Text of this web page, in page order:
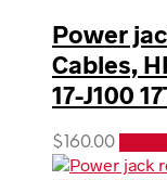
Power
Cables,
17-J100
$160.00